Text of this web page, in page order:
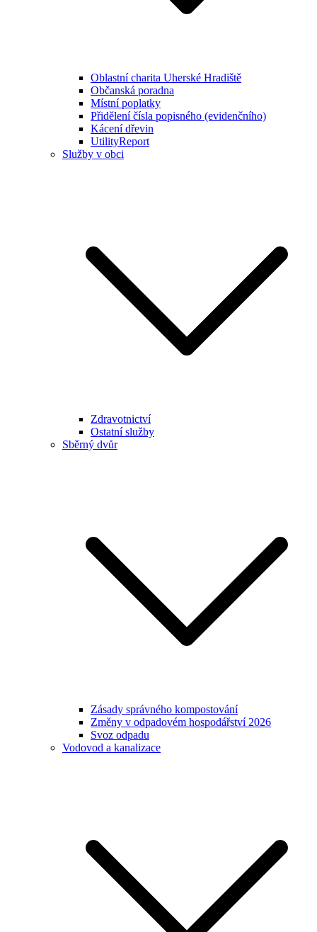
Oblastní charita Uherské Hradiště
Občanská poradna
Místní poplatky
Přidělení čísla popisného (evidenčního)
Kácení dřevin
UtilityReport
Služby v obci
Zdravotnictví
Ostatní služby
Sběrný dvůr
Zásady správného kompostování
Změny v odpadovém hospodářství 2026
Svoz odpadu
Vodovod a kanalizace